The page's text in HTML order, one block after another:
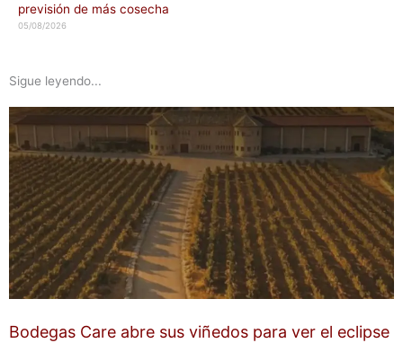
previsión de más cosecha
05/08/2026
Sigue leyendo...
Bodegas Care abre sus viñedos para ver el eclipse